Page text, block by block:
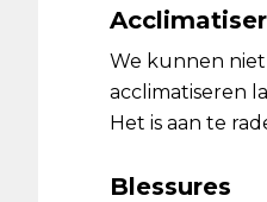
We kunnen
acclimatiseren
Het is aan te
Blessures